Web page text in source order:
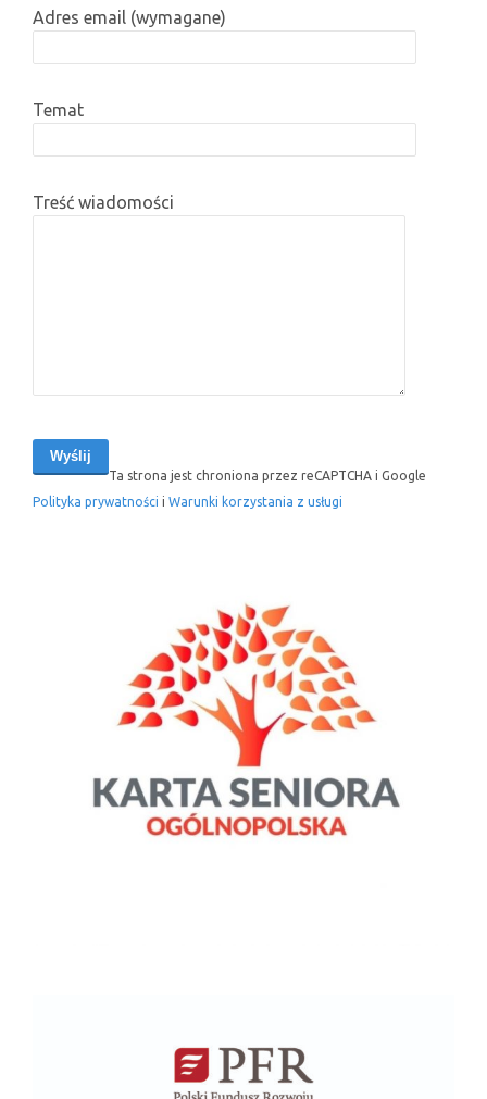
Adres email (wymagane)
Temat
Treść wiadomości
Ta strona jest chroniona przez reCAPTCHA i Google
Polityka prywatności i Warunki korzystania z usługi